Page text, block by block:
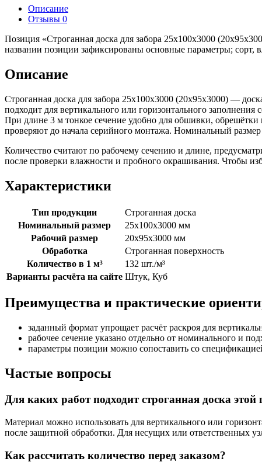
Описание
Отзывы 0
Позиция «Строганная доска для забора 25х100х3000
названии позиции зафиксированы основные параметры; сорт,
Описание
Строганная доска для забора 25х100х3000 (20х95х3000) —
подходит для вертикального или горизонтального
При длине 3 м тонкое сечение удобно для обшивки,
проверяют до начала серийного монтажа. Номинальный
Количество считают по рабочему сечению и длине,
после проверки влажности и пробного окрашивания. Чтобы
Характеристики
Тип продукции
Строганная доска
Номинальный размер
25х100х3000 мм
Рабочий размер
20х95х3000 мм
Обработка
Строганная поверхность
Количество в 1 м³
132 шт./м³
Варианты расчёта на сайте Штук, Куб
Преимущества и практические
заданный формат упрощает расчёт раскроя для
рабочее сечение указано отдельно от номинального и
параметры позиции можно сопоставить со
Частые вопросы
Для каких работ подходит строганная доска этой
Материал можно использовать для вертикального или
после защитной обработки. Для несущих или ответственных
Как рассчитать количество перед заказом?